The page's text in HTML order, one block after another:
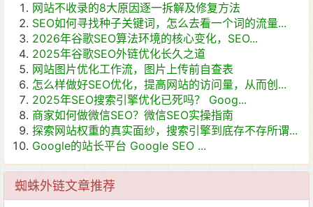
网站不收录的8大原因逐一拆解及修复方法
SEO如何寻找种子关键词，怎么去看一个词的流量...
2026年谷歌SEO算法环境的核心变化，SEO...
2025年谷歌SEO外链优化长久之道
网站图片优化工作流，图片上传前自查表
怎么样做好SEO优化，提高网站的访问量，从而创...
2025年SEO搜索引擎优化已死吗？ Goog...
商家如何做微信SEO？微信SEO实操指南
探索网站权重的真实面纱，搜索引擎到底存不存所谓...
Google的站长平台 Google SEO ...
蜘蛛外链文章推荐